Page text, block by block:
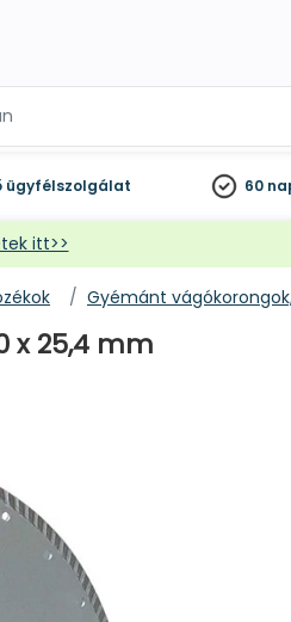
ügyfélszolgálat 60
itt>>
Gyémánt
x 25,4 mm